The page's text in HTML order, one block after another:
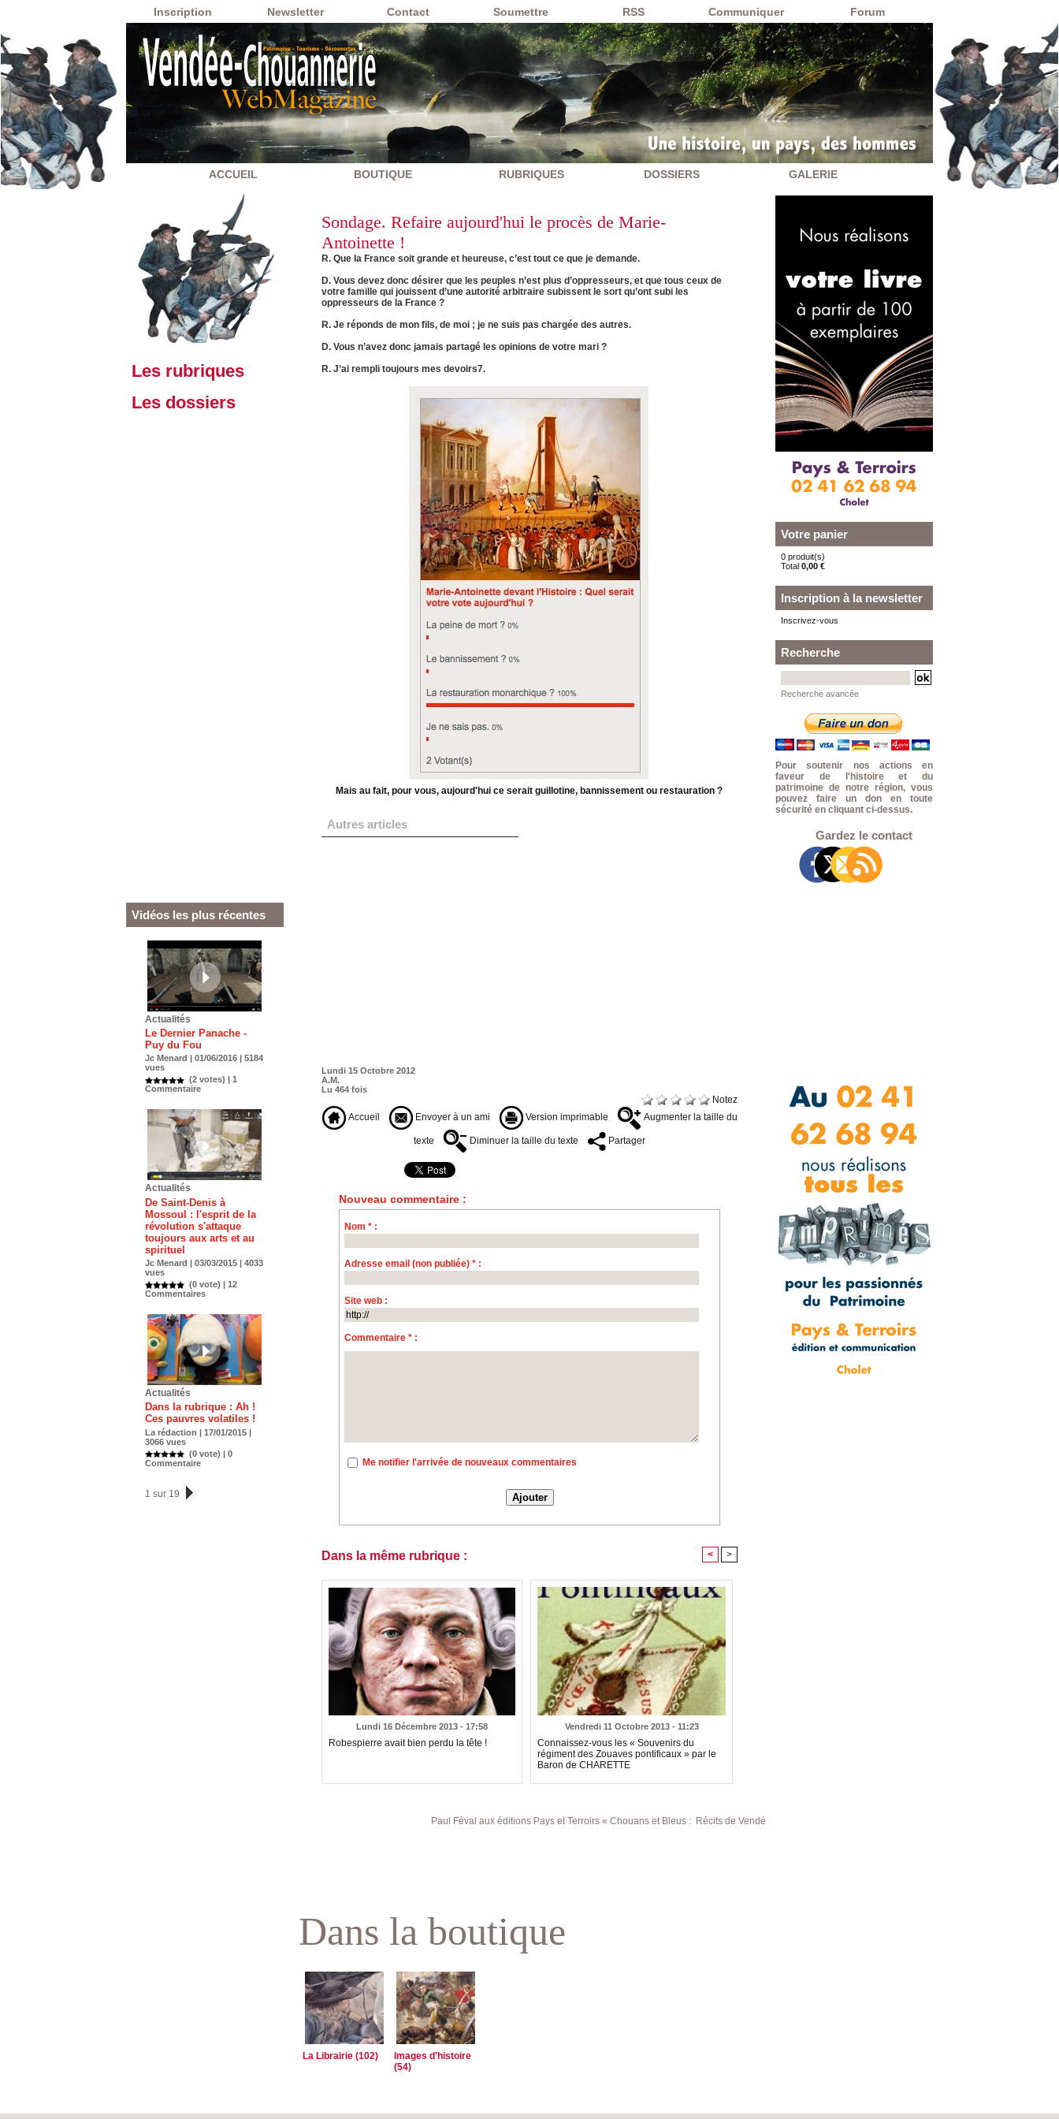
Inscription Newsletter Contact Soumettre RSS Communiquer Forum
ACCUEIL BOUTIQUE RUBRIQUES DOSSIERS GALERIE
Les rubriques
Les dossiers
Vidéos les plus récentes
Actualités
Le Dernier Panache -
Puy du Fou
Jc Menard | 01/06/2016 | 5184
vues
(2 votes) | 1
Commentaire
Actualités
De Saint-Denis à
Mossoul : l'esprit de la
révolution s'attaque
toujours aux arts et au
spirituel
Jc Menard | 03/03/2015 | 4033
vues
(0 vote) | 12
Commentaires
Actualités
Dans la rubrique : Ah !
Ces pauvres volatiles !
La rédaction | 17/01/2015 |
3066 vues
(0 vote) | 0
Commentaire
1 sur 19
Sondage. Refaire aujourd'hui le procès de Marie-
Antoinette !
R. Que la France soit grande et heureuse, c’est tout ce que je demande.
D. Vous devez donc désirer que les peuples n’est plus d’oppresseurs, et que tous ceux de
votre famille qui jouissent d’une autorité arbitraire subissent le sort qu’ont subi les
oppresseurs de la France ?
R. Je réponds de mon fils, de moi ; je ne suis pas chargée des autres.
D. Vous n’avez donc jamais partagé les opinions de votre mari ?
R. J’ai rempli toujours mes devoirs7.
Mais au fait, pour vous, aujourd'hui ce serait guillotine, bannissement ou restauration ?
Autres articles
Lundi 15 Octobre 2012
A.M.
Lu 464 fois
Notez
Accueil
Envoyer à un ami Version imprimable Augmenter la taille du
texte Diminuer la taille du texte Partager
Nouveau commentaire :
Nom * :
Adresse email (non publiée) * :
Site web :
Commentaire * :
Me notifier l'arrivée de nouveaux commentaires
Dans la même rubrique : < >
Lundi 16 Décembre 2013 - 17:58
Robespierre avait bien perdu la tête !
Vendredi 11 Octobre 2013 - 11:23
Connaissez-vous les « Souvenirs du
régiment des Zouaves pontificaux » par le
Baron de CHARETTE
Paul Féval aux éditions Pays et Terroirs « Chouans et Bleus : Récits de Vendée et de Bretagne »
Dans la boutique
La Librairie (102)
Images d'histoire
(54)
Votre panier
0 produit(s)
Total 0,00 €
Inscription à la newsletter
Inscrivez-vous
Recherche
Recherche avancée
Pour soutenir nos actions en
faveur de l'histoire et du
patrimoine de notre région, vous
pouvez faire un don en toute
sécurité en cliquant ci-dessus.
Gardez le contact